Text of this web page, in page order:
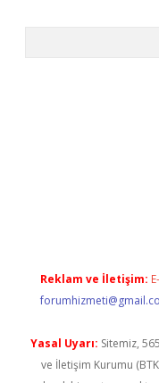
Reklam ve İletişim:
Yasal Uyarı: Sitemiz,
ve İletişim Kurumu